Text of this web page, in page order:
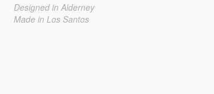
Designed in Alderney
Made in Los Santos